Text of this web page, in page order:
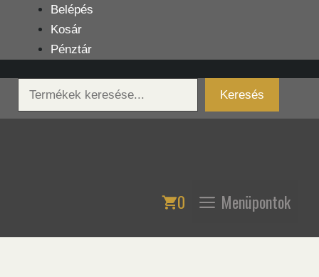
tartalomba
Belépés
Kosár
Pénztár
Keresés
Keresés
0 Menüpontok